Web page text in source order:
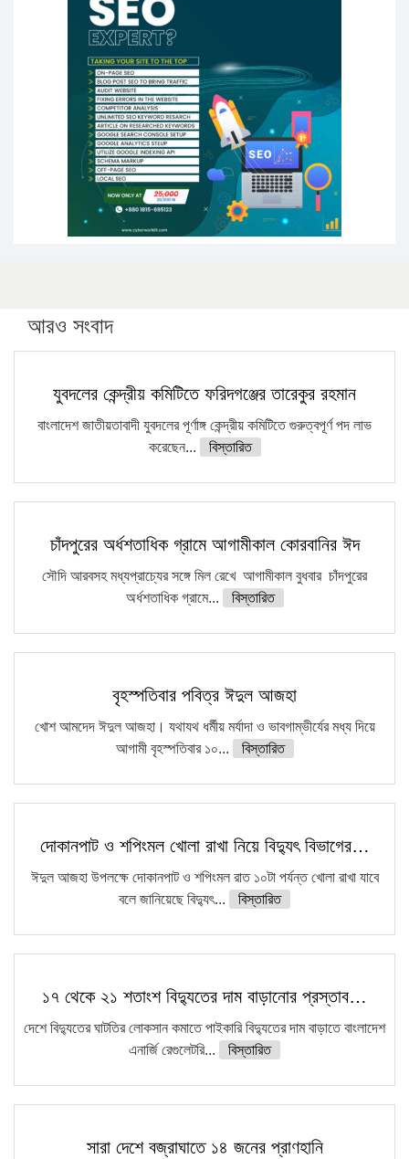
উচ্চশিক্ষায় গৌরবময় অর্জন: পূর্ণ স্কলারশিপে যুক্তরাষ্ট্রে পিএইচডি
করছেন কুয়েটের কৃতি…
সারা দেশে বজ্রাঘাতে ১৪ জনের প্রাণহানি
কঠোর হচ্ছে এসএসসি ও এইচএসসি পরীক্ষা
ফরিদগঞ্জে আগুনে পুড়লো ৬ ব্যবসা প্রতিষ্ঠান
আরও সংবাদ
যুবদলের কেন্দ্রীয় কমিটিতে ফরিদগঞ্জের তারেকুর রহমান
বাংলাদেশ জাতীয়তাবাদী যুবদলের পূর্ণাঙ্গ কেন্দ্রীয় কমিটিতে গুরুত্বপূর্ণ পদ লাভ
করেছেন...
বিস্তারিত
চাঁদপুরের অর্ধশতাধিক গ্রামে আগামীকাল কোরবানির ঈদ
সৌদি আরবসহ মধ্যপ্রাচ্যের সঙ্গে মিল রেখে আগামীকাল বুধবার চাঁদপুরের
অর্ধশতাধিক গ্রামে...
বিস্তারিত
বৃহস্পতিবার পবিত্র ঈদুল আজহা
খোশ আমদেদ ঈদুল আজহা। যথাযথ ধর্মীয় মর্যাদা ও ভাবগাম্ভীর্যের মধ্য দিয়ে
আগামী বৃহস্পতিবার ১০...
বিস্তারিত
দোকানপাট ও শপিংমল খোলা রাখা নিয়ে বিদ্যুৎ বিভাগের…
ঈদুল আজহা উপলক্ষে দোকানপাট ও শপিংমল রাত ১০টা পর্যন্ত খোলা রাখা যাবে
বলে জানিয়েছে বিদ্যুৎ...
বিস্তারিত
১৭ থেকে ২১ শতাংশ বিদ্যুতের দাম বাড়ানোর প্রস্তাব…
দেশে বিদ্যুতের ঘাটতির লোকসান কমাতে পাইকারি বিদ্যুতের দাম বাড়াতে বাংলাদেশ
এনার্জি রেগুলেটরি...
বিস্তারিত
সারা দেশে বজ্রাঘাতে ১৪ জনের প্রাণহানি